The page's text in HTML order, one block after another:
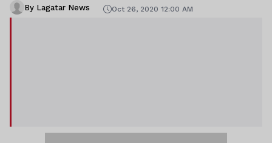
By Lagatar News Oct 26, 2020 12:00 AM